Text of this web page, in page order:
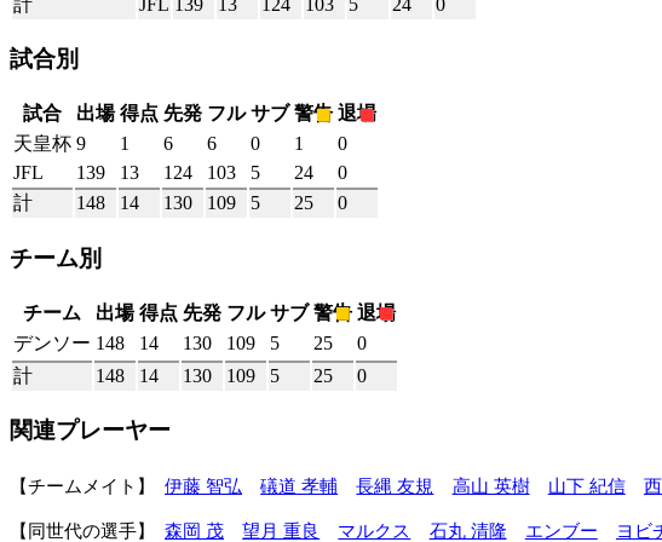
試合別
試合 出場 得点 先発 フル サブ 警告 退場
天皇杯 9 1 6 6 0 1
0
JFL
139 13 124 103 5 24
0
計
148 14 130 109 5 25 0
チーム別
チーム 出場 得点 先発 フル サブ 警告 退場
デンソー 148 14 130 109 5 25
0
計
148 14 130 109 5 25 0
関連プレーヤー
チームメイト 伊藤 智弘 礒道 孝輔 長縄 友規 高山 英樹 山下 紀信
同世代の選手 森岡 茂 望月 重良 マルクス 石丸 清隆 エンブー ヨビ